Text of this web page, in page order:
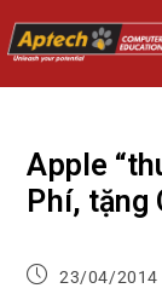
Apple
Phí, tặng
23/04/2014